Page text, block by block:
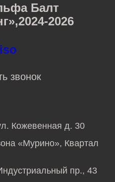
Балт
2026
звонок
Кожевенная д. 30
«Мурино», Квартал
пр., 43